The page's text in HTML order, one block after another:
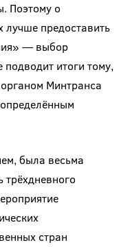
Поэтому о
лучше предоставить
— выбор
подводит итоги тому,
Минтранса
была весьма
трёхдневного
стран